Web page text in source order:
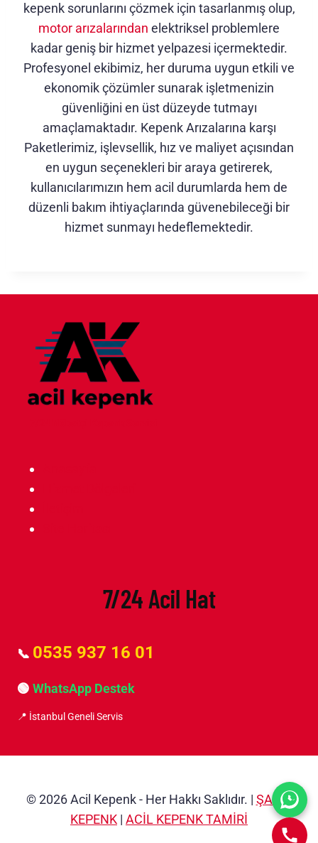
kepenk sorunlarını çözmek için tasarlanmış olup,
motor arızalarından elektriksel problemlere
kadar geniş bir hizmet yelpazesi içermektedir.
Profesyonel ekibimiz, her duruma uygun etkili ve
ekonomik çözümler sunarak işletmenizin
güvenliğini en üst düzeyde tutmayı
amaçlamaktadır. Kepenk Arızalarına karşı
Paketlerimiz, işlevsellik, hız ve maliyet açısından
en uygun seçenekleri bir araya getirerek,
kullanıcılarımızın hem acil durumlarda hem de
düzenli bakım ihtiyaçlarında güvenebileceği bir
hizmet sunmayı hedeflemektedir.
7/24 Acil Hat
📞 0535 937 16 01
🟢 WhatsApp Destek
📍 İstanbul Geneli Servis
© 2026 Acil Kepenk - Her Hakkı Saklıdır. | ŞANLI
KEPENK | ACİL KEPENK TAMİRİ